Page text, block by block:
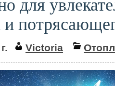
и
Victoria